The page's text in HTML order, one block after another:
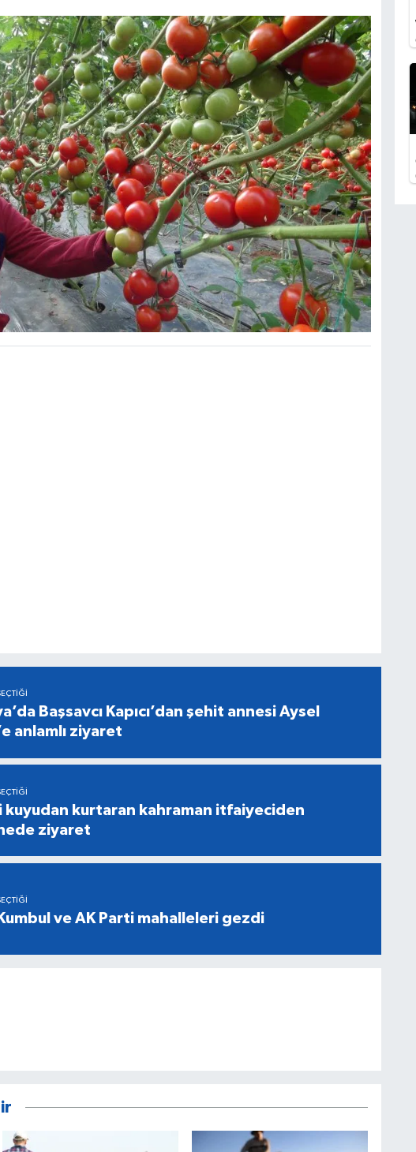
Başsavcı Kapıcı’dan şehit annesi Aysel
anlamlı ziyaret
kuyudan kurtaran kahraman itfaiyeciden
ziyaret
ve AK Parti mahalleleri gezdi